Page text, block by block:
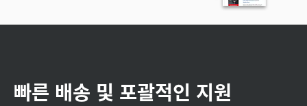
빠른 배송 및 포괄적인 지원